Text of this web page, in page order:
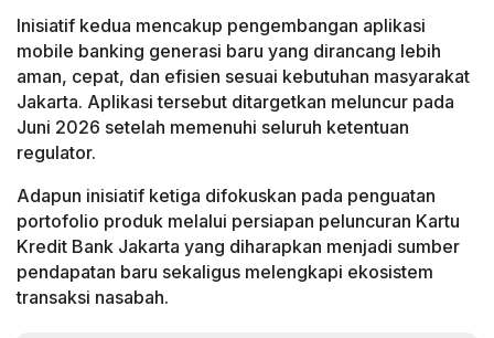
Inisiatif kedua mencakup pengembangan aplikasi
mobile banking generasi baru yang dirancang lebih
aman, cepat, dan efisien sesuai kebutuhan masyarakat
Jakarta. Aplikasi tersebut ditargetkan meluncur pada
Juni 2026 setelah memenuhi seluruh ketentuan
regulator.
Adapun inisiatif ketiga difokuskan pada penguatan
portofolio produk melalui persiapan peluncuran Kartu
Kredit Bank Jakarta yang diharapkan menjadi sumber
pendapatan baru sekaligus melengkapi ekosistem
transaksi nasabah.